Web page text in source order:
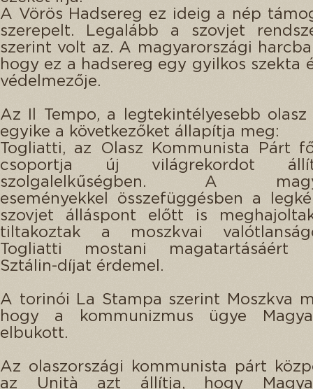
A Vörös Hadsereg ez ideig a nép
szerepelt. Legalább a szovjet
szerint volt az. A magyarországi
hogy ez a hadsereg egy gyilkos szekta
védelmezője.
Az Il Tempo, a legtekintélyesebb olasz
egyike a következőket állapítja meg:
Togliatti, az Olasz Kommunista Párt
csoportja új világrekordot
szolgalelkűségben. A
eseményekkel összefüggésben a
szovjet álláspont előtt is
tiltakoztak a moszkvai
Togliatti mostani magatartásáért
Sztálin-díjat érdemel.
A torinói La Stampa szerint Moszkva
hogy a kommunizmus ügye
elbukott.
Az olaszországi kommunista párt
az Unità azt állítja, hogy